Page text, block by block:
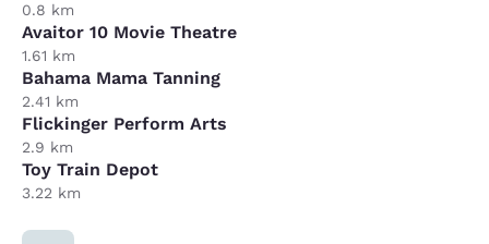
0.8 km
Avaitor 10 Movie Theatre
1.61 km
Bahama Mama Tanning
2.41 km
Flickinger Perform Arts
2.9 km
Toy Train Depot
3.22 km